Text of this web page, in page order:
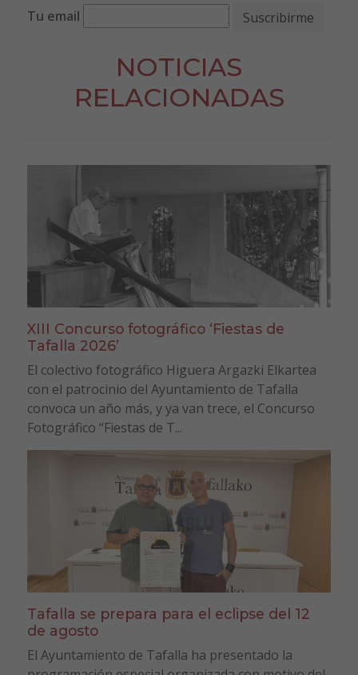
Tu email
NOTICIAS
RELACIONADAS
XIII Concurso fotográfico ‘Fiestas de
Tafalla 2026’
El colectivo fotográfico Higuera Argazki Elkartea
con el patrocinio del Ayuntamiento de Tafalla
convoca un año más, y ya van trece, el Concurso
Fotográfico “Fiestas de T...
Tafalla se prepara para el eclipse del 12
de agosto
El Ayuntamiento de Tafalla ha presentado la